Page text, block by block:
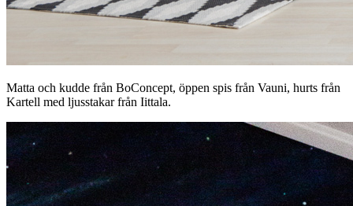
Matta och kudde från BoConcept, öppen spis från Vauni, hurts från
Kartell med ljusstakar från Iittala.